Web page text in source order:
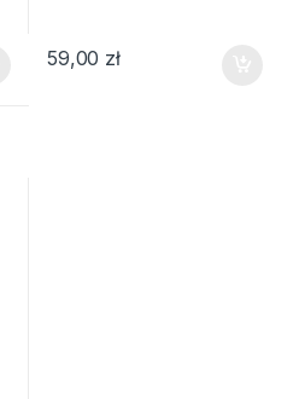
59,00 zł